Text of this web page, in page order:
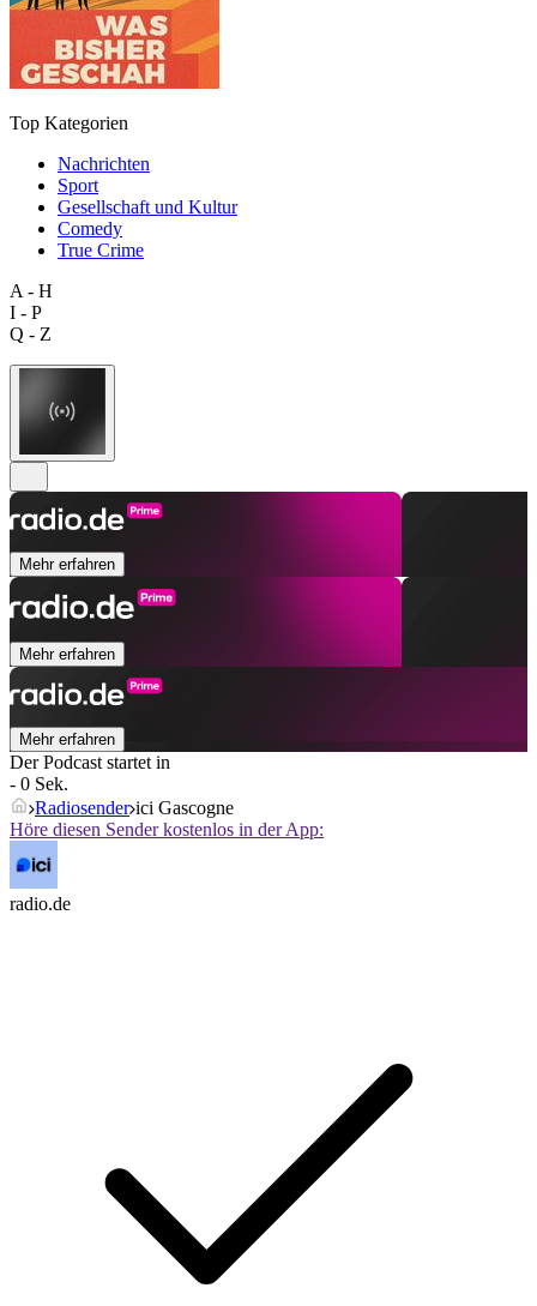
Top Kategorien
Nachrichten
Sport
Gesellschaft und Kultur
Comedy
True Crime
A - H
I - P
Q - Z
Mehr erfahren
Mehr erfahren
Mehr erfahren
Der Podcast startet in
- 0 Sek.
Radiosender ici Gascogne
Höre diesen Sender kostenlos in der App:
radio.de